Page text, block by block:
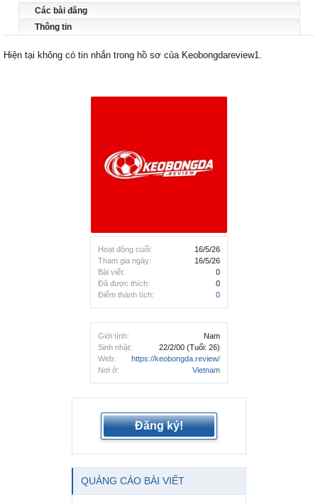
Hoạt động cuối:
16/5/26
Tham gia ngày:
16/5/26
Bài viết:
0
Đã được thích:
0
Điểm thành tích:
0
Giới tính:
Nam
Sinh nhật:
22/2/00 (Tuổi: 26)
Web:
https://keobongda.review/
Nơi ở:
Vietnam
Các bài đăng
Thông tin
Hiện tại không có tin nhắn trong hồ sơ của Keobongdareview1.
Đăng ký!
QUẢNG CÁO BÀI VIẾT